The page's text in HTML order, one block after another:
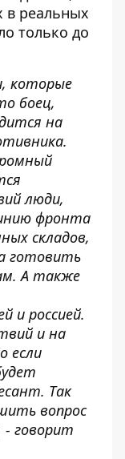
в реальных
только до
которые
боец,
на
люди,
фронта
складов,
готовить
А также
и россией.
и на
если
Так
вопрос
- говорит